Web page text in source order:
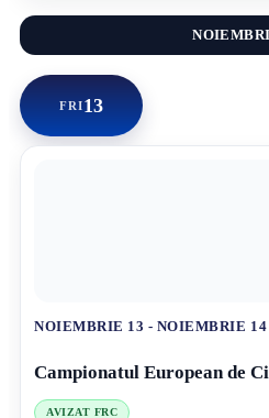
FRI13
NOIEMBRIE 13 - NOIEMBRIE 14
Campionatul European de
AVIZAT FRC